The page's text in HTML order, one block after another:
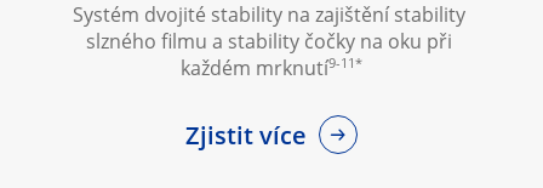
Systém dvojité stability na zajištění stability
slzného filmu a stability čočky na oku při
každém mrknutí9-11*
Zjistit více